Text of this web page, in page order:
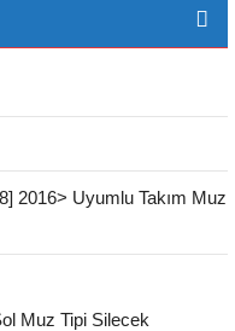
2016> Uyumlu Takım Muz
Muz Tipi Silecek